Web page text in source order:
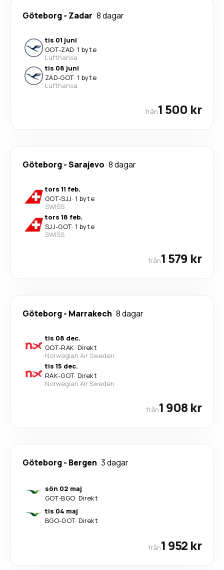
Göteborg- Zadar 8 dagar
tis 01 juni
GOT-ZAD· 1 byte
Lufthansa
tis 08 juni
ZAD-GOT· 1 byte
Lufthansa
från1 500 kr
Göteborg-Sarajevo 8 dagar
tors 11 feb.
GOT-SJJ· 1 byte
SWISS
tors 18 feb.
SJJ-GOT· 1 byte
SWISS
från1 579 kr
Göteborg- Marrakech 8 dagar
tis 08 dec.
GOT-RAK· Direkt
Norwegian Air Sweden
tis 15 dec.
RAK-GOT· Direkt
Norwegian Air Sweden
från1 908 kr
Göteborg- Bergen 3 dagar
sön 02 maj
GOT-BGO· Direkt
tis 04 maj
BGO-GOT· Direkt
från1 952 kr